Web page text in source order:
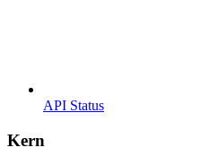
API Status
Kern